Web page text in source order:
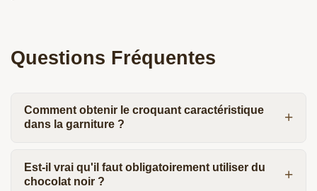
Questions Fréquentes
Comment obtenir le croquant caractéristique
dans la garniture ?
Est-il vrai qu'il faut obligatoirement utiliser du
chocolat noir ?